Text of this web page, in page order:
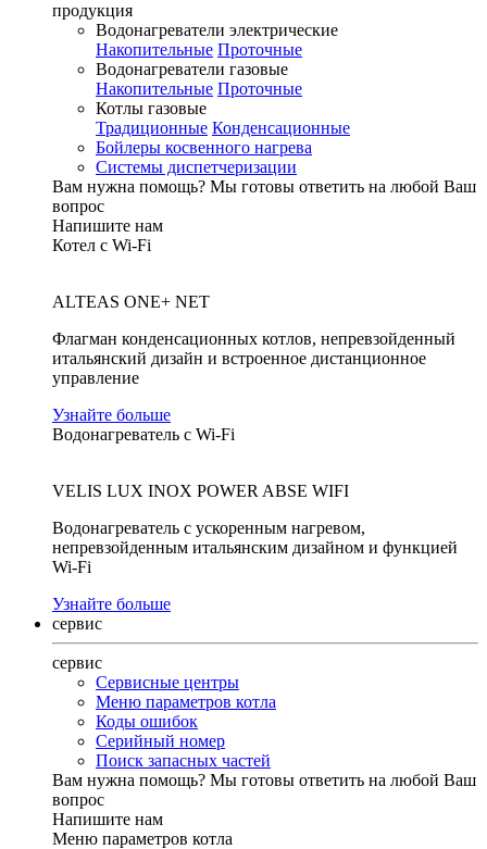
продукция
Водонагреватели электрические
Накопительные Проточные
Водонагреватели газовые
Накопительные Проточные
Котлы газовые
Традиционные Конденсационные
Бойлеры косвенного нагрева
Системы диспетчеризации
Вам нужна помощь? Мы готовы ответить на любой Ваш
вопрос
Напишите нам
Котел с Wi-Fi
ALTEAS ONE+ NET
Флагман конденсационных котлов, непревзойденный
итальянский дизайн и встроенное дистанционное
управление
Узнайте больше
Водонагреватель с Wi-Fi
VELIS LUX INOX POWER ABSE WIFI
Водонагреватель с ускоренным нагревом,
непревзойденным итальянским дизайном и функцией
Wi-Fi
Узнайте больше
сервис
сервис
Сервисные центры
Меню параметров котла
Коды ошибок
Серийный номер
Поиск запасных частей
Вам нужна помощь? Мы готовы ответить на любой Ваш
вопрос
Напишите нам
Меню параметров котла